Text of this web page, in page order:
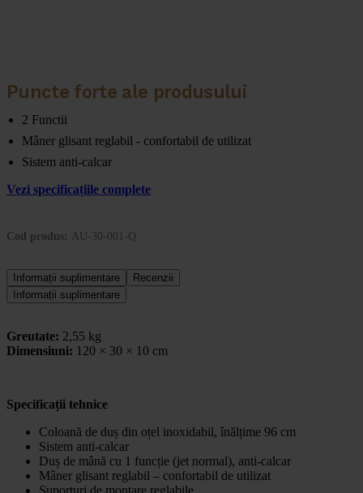
Puncte forte ale produsului
2 Functii
Mâner glisant reglabil - confortabil de utilizat
Sistem anti-calcar
Vezi specificațiile complete
Cod produs: AU-30-001-Q
Informații suplimentare
Recenzii
Informații suplimentare
Greutate: 2,55 kg
Dimensiuni: 120 × 30 × 10 cm
Specificații tehnice
Coloană de duș din oțel inoxidabil, înălțime 96 cm
Sistem anti-calcar
Duș de mână cu 1 funcție (jet normal), anti-calcar
Mâner glisant reglabil – confortabil de utilizat